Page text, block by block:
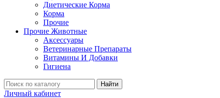
Диетические Корма
Корма
Прочие
Прочие Животные
Аксессуары
Ветеринарные Препараты
Витамины И Добавки
Гигиена
Найти
Личный кабинет